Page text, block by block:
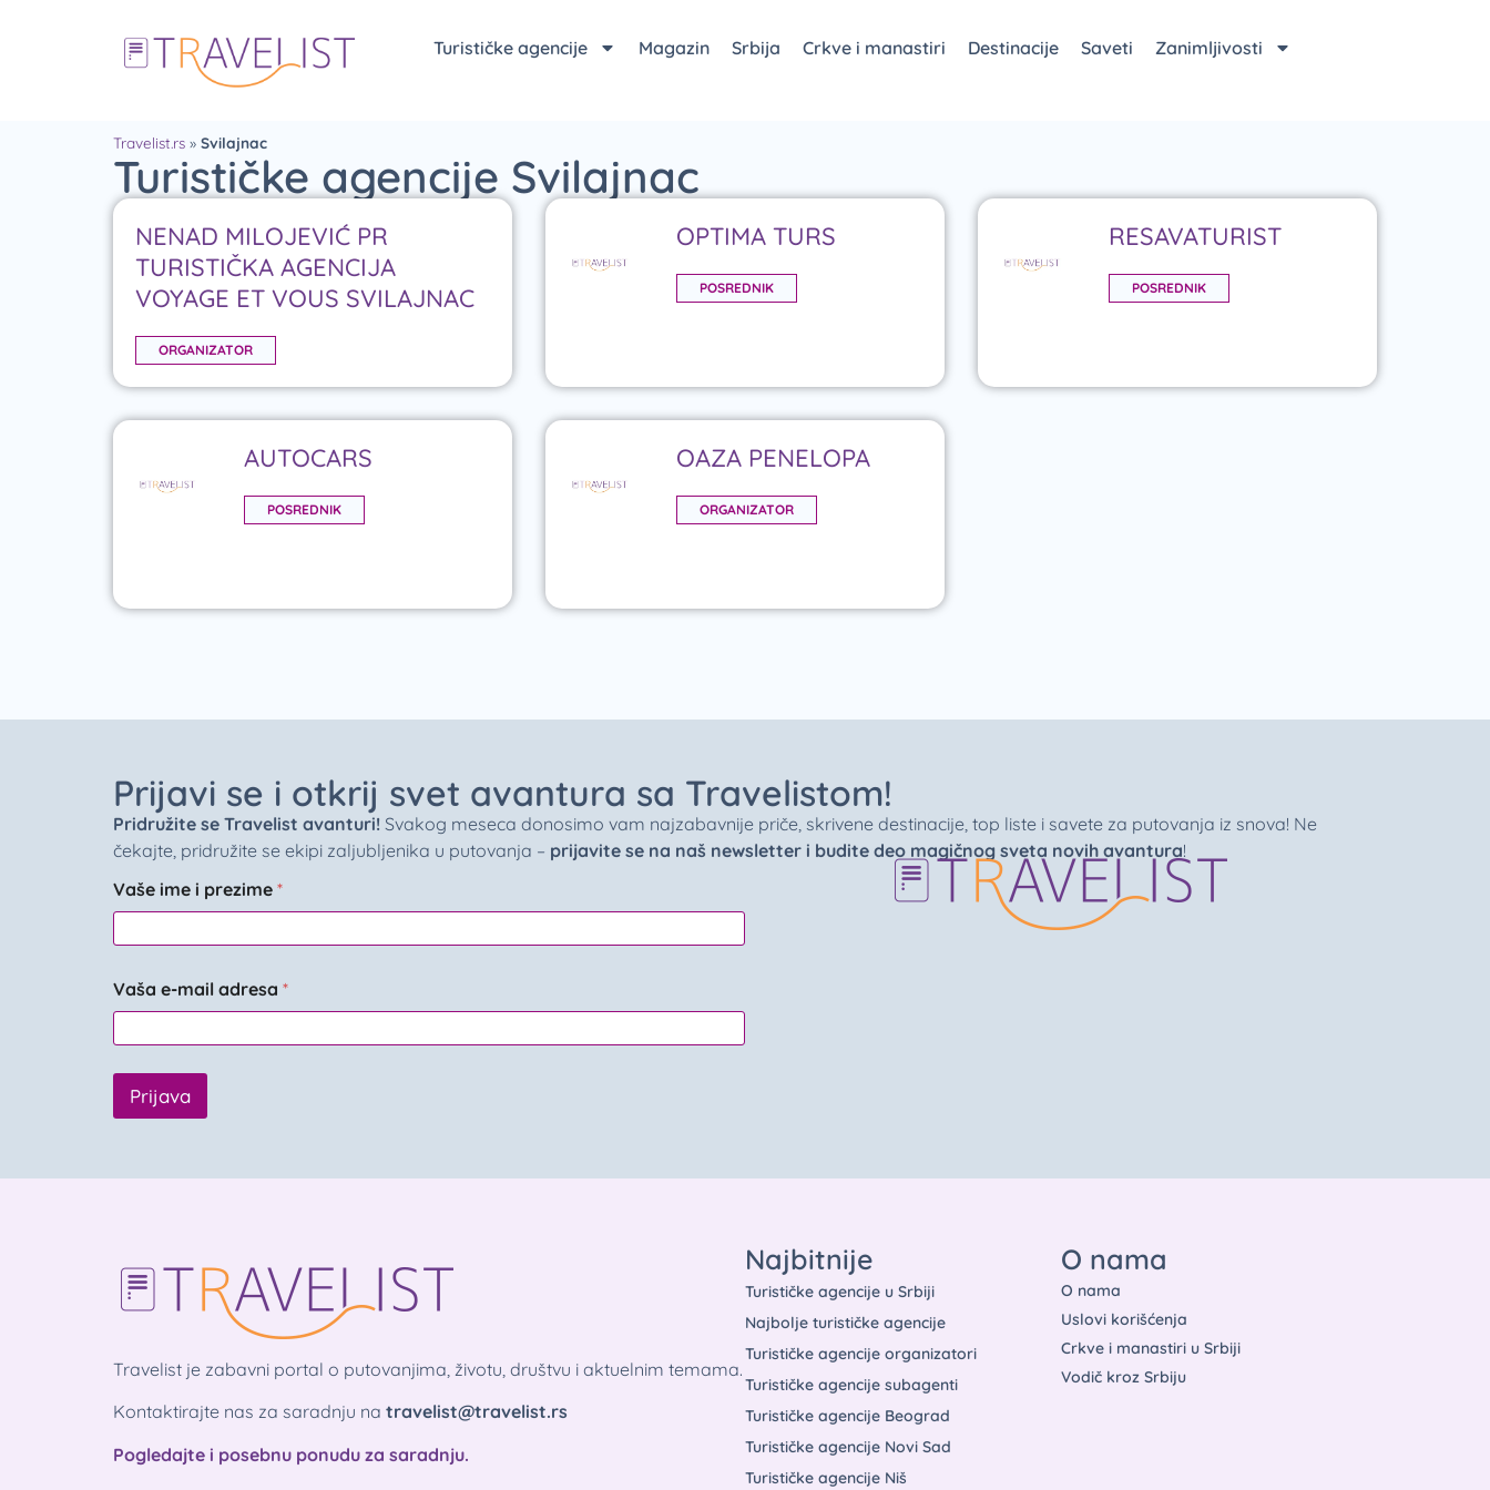
Turističke agencije Magazin Srbija Crkve i manastiri Destinacije Saveti Zanimljivosti
Travelist.rs » Svilajnac
Turističke agencije Svilajnac
NENAD MILOJEVIĆ PR
TURISTIČKA AGENCIJA
VOYAGE ET VOUS SVILAJNAC
ORGANIZATOR
OPTIMA TURS
POSREDNIK
RESAVATURIST
POSREDNIK
AUTOCARS
POSREDNIK
OAZA PENELOPA
ORGANIZATOR
Prijavi se i otkrij svet avantura sa Travelistom!
Pridružite se Travelist avanturi! Svakog meseca donosimo vam najzabavnije priče, skrivene destinacije, top liste i savete za putovanja iz snova! Ne
čekajte, pridružite se ekipi zaljubljenika u putovanja – prijavite se na naš newsletter i budite deo magičnog sveta novih avantura!
Vaše ime i prezime *
Vaša e-mail adresa *
Prijava
Travelist je zabavni portal o putovanjima, životu, društvu i aktuelnim temama.
Kontaktirajte nas za saradnju na travelist@travelist.rs
Pogledajte i posebnu ponudu za saradnju.
Najbitnije
Turističke agencije u Srbiji
Najbolje turističke agencije
Turističke agencije organizatori
Turističke agencije subagenti
Turističke agencije Beograd
Turističke agencije Novi Sad
Turističke agencije Niš
O nama
O nama
Uslovi korišćenja
Crkve i manastiri u Srbiji
Vodič kroz Srbiju